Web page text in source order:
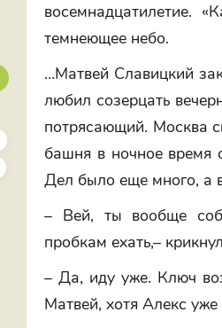
восемнадцатилетие.
темнеющее небо.
…Матвей Славицкий
любил созерцать
потрясающий. Москва
башня в ночное время
Дел было еще много, а
– Вей, ты вообще
пробкам ехать,–
– Да, иду уже. Ключ
Матвей, хотя Алекс уже